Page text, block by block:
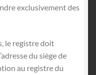
exclusivement des
le registre doit
du siège de
au registre du